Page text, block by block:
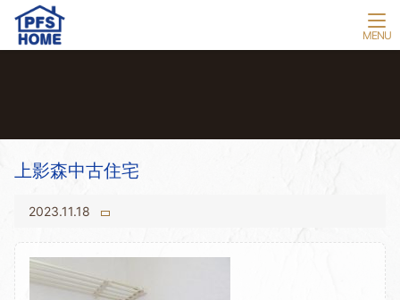
上影森中古住宅
2023.11.18